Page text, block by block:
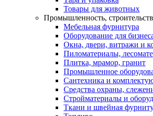
Товары для животных
Промышленность,
Мебельная фурнитура
Оборудование для
Окна, двери, витражи и
Пиломатериалы,
Плитка, мрамор, гранит
Промышленное
Сантехника и
Средства охраны,
Стройматериалы и
Ткани и швейная